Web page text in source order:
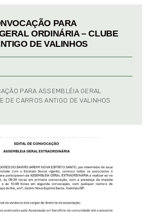
PARA
ORDINÁRIA – CLUBE
DE VALINHOS
PARA ASSEMBLÉIA GERAL
DE CARROS ANTIGO DE VALINHOS